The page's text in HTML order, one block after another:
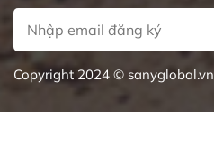
Copyright 2024 © sanyglobal.vn